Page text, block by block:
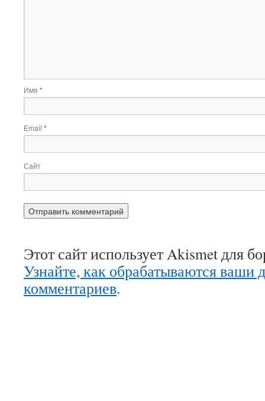
Имя *
Email *
Сайт
Этот сайт использует Akismet для
Узнайте, как обрабатываются ваши
комментариев.